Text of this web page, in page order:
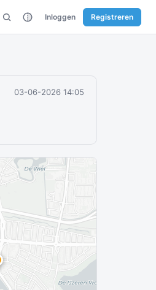
Inloggen Registreren
03-06-2026 14:05